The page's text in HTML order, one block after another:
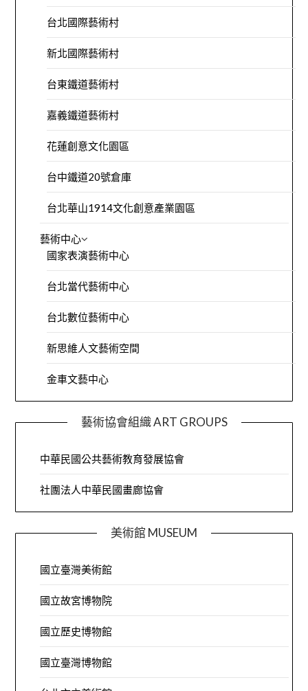
台北國際藝術村
新北國際藝術村
台東鐵道藝術村
嘉義鐵道藝術村
花蓮創意文化園區
台中鐵道20號倉庫
台北華山1914文化創意產業園區
藝術中心
國家表演藝術中心
台北當代藝術中心
台北數位藝術中心
新思維人文藝術空間
金車文藝中心
藝術協會組織 ART GROUPS
中華民國公共藝術教育發展協會
社團法人中華民國畫廊協會
美術館 MUSEUM
國立臺灣美術館
國立故宮博物院
國立歷史博物館
國立臺灣博物館